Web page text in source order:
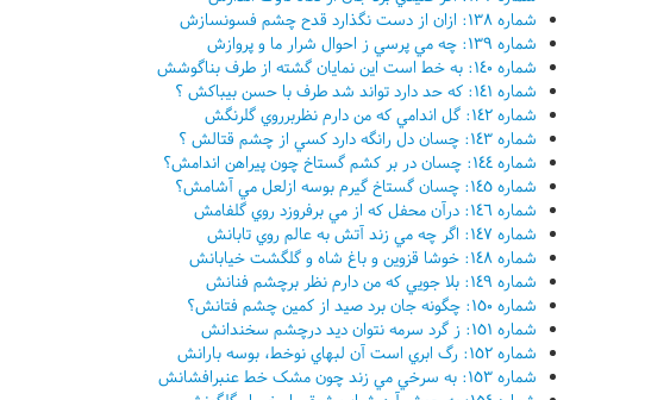
شماره ١٣٨: ازان از دست نگذارد قدح چشم فسونسازش
شماره ١٣٩: چه مي پرسي ز احوال شرار ما و پروازش
شماره ١٤٠: به خط است اين نمايان گشته از طرف بناگوشش
شماره ١٤١: که حد دارد تواند شد طرف با حسن بيباکش ؟
شماره ١٤٢: گل اندامي که من دارم نظربرروي گلرنگش
شماره ١٤٣: چسان دل رانگه دارد کسي از چشم قتالش ؟
شماره ١٤٤: چسان در بر کشم گستاخ چون پيراهن اندامش؟
شماره ١٤٥: چسان گستاخ گيرم بوسه ازلعل مي آشامش؟
شماره ١٤٦: درآن محفل که از مي برفروزد روي گلفامش
شماره ١٤٧: اگر چه مي زند آتش به عالم روي تابانش
شماره ١٤٨: خوشا قزوين و باغ شاه و گلگشت خيابانش
شماره ١٤٩: بلا جويي که من دارم نظر برچشم فنانش
شماره ١٥٠: چگونه جان برد صيد از کمين چشم فتانش؟
شماره ١٥١: ز گرد سرمه نتوان ديد درچشم سخندانش
شماره ١٥٢: رگ ابري است آن لبهاي نوخط، بوسه بارانش
شماره ١٥٣: به سرخي مي زند چون مشک خط عنبرافشانش